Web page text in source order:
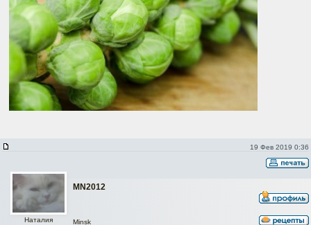
19 Фев 2019 0:36
MN2012
Наталия Minsk